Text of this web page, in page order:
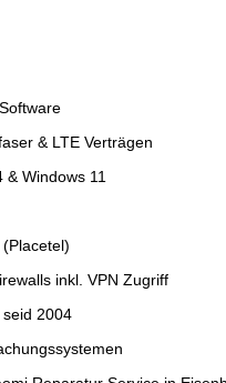
& LTE Verträgen
Windows 11
inkl. VPN Zugriff
2004